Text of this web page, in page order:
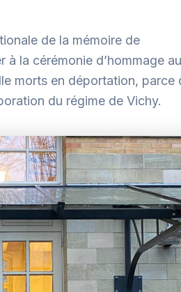
de la mémoire de
à la cérémonie d’hommage
morts en déportation, parce
du régime de Vichy.